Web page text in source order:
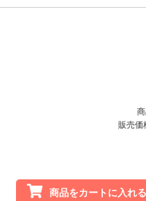
販売価
商品をカートに入れる